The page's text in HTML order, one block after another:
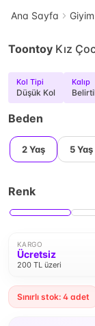
Ana Sayfa Giyim
Toontoy Kız
Kol Tipi
Düşük Kol
Kalıp
Beden
2 Yaş 5 Yaş
Renk
KARGO
Ücretsiz
200 TL üzeri
Sınırlı stok: 4 adet